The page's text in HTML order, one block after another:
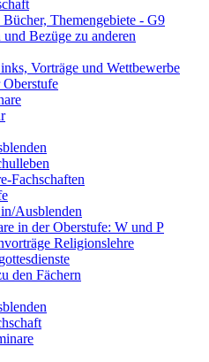
Bücher, Themengebiete - G9
Bezüge zu anderen
Vorträge und Wettbewerbe
Fachschaften
Ausblenden
in der Oberstufe: W und P
Religionslehre
den Fächern